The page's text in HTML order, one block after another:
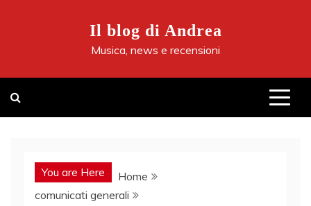
Il blog di Andrea
Musica, news e recensioni
You are Here
Home
comunicati generali